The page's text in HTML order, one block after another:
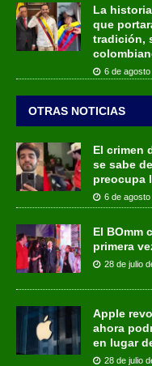
La
que
tradición,
6 de
OTRAS NOTICIAS
El crimen
se sabe
preocupa
6 de
El BOmm
primera
28 de julio
Apple
ahora
en lugar
28 de julio